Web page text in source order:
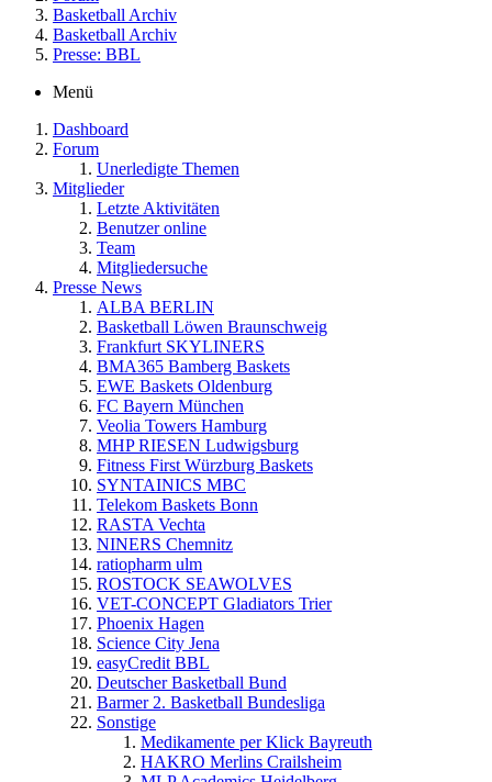
Basketball Archiv
Basketball Archiv
Presse: BBL
Menü
Dashboard
Forum
Unerledigte Themen
Mitglieder
Letzte Aktivitäten
Benutzer online
Team
Mitgliedersuche
Presse News
ALBA BERLIN
Basketball Löwen Braunschweig
Frankfurt SKYLINERS
BMA365 Bamberg Baskets
EWE Baskets Oldenburg
FC Bayern München
Veolia Towers Hamburg
MHP RIESEN Ludwigsburg
Fitness First Würzburg Baskets
SYNTAINICS MBC
Telekom Baskets Bonn
RASTA Vechta
NINERS Chemnitz
ratiopharm ulm
ROSTOCK SEAWOLVES
VET-CONCEPT Gladiators Trier
Phoenix Hagen
Science City Jena
easyCredit BBL
Deutscher Basketball Bund
Barmer 2. Basketball Bundesliga
Sonstige
Medikamente per Klick Bayreuth
HAKRO Merlins Crailsheim